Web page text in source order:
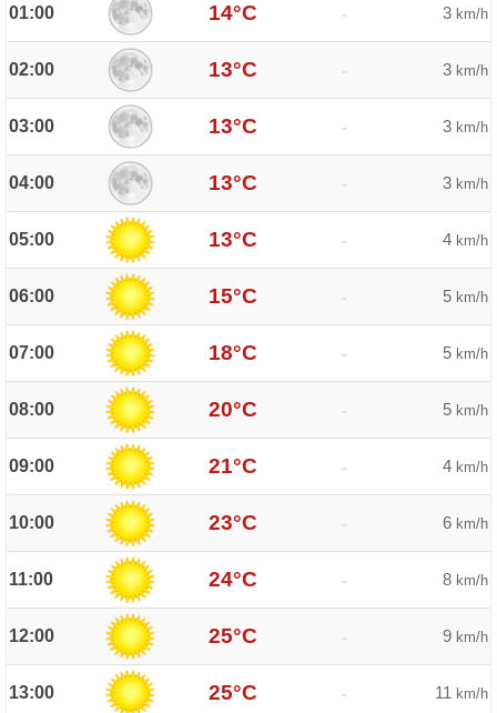
01:00 14°C - 3 km/h
02:00 13°C - 3 km/h
03:00 13°C - 3 km/h
04:00 13°C - 3 km/h
05:00 13°C - 4 km/h
06:00 15°C - 5 km/h
07:00 18°C - 5 km/h
08:00 20°C - 5 km/h
09:00 21°C - 4 km/h
10:00 23°C - 6 km/h
11:00 24°C - 8 km/h
12:00 25°C - 9 km/h
13:00 25°C - 11 km/h